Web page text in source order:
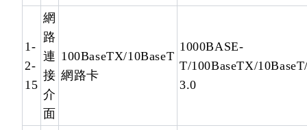
1-
2-
15
網
路
連
接
介
面
100BaseTX/10BaseT
網路卡
1000BASE-
T/100BaseTX/
3.0